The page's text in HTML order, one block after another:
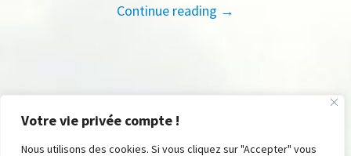
Votre vie privée compte !
Nous utilisons des cookies. Si vous cliquez sur "Accepter" vous
Continue reading →